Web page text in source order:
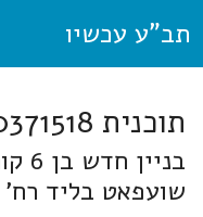
תב"ע עכשיו
תוכנית 101-0371518 ירושלים
שועפאט בליד